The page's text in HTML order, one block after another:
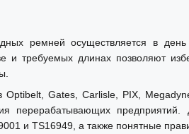
ремней осуществляется в
требуемых длинах позволяют
Gates, Carlisle, PIX,
перерабатывающих
и TS16949, а также понятные